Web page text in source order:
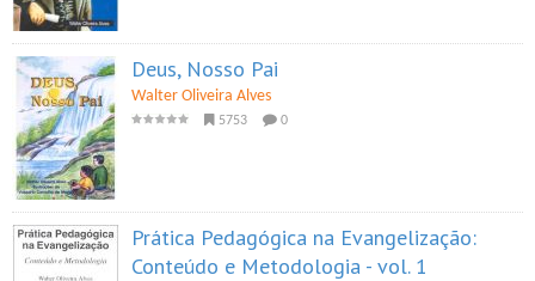
Deus, Nosso Pai
Walter Oliveira Alves
5753 0
Prática Pedagógica na Evangelização:
Conteúdo e Metodologia - vol. 1